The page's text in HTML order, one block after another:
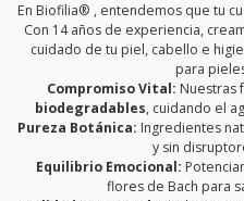
En Biofilia® , entendemos que tu
Con 14 años de experiencia,
cuidado de tu piel, cabello e
para
Compromiso Vital: Nuestras
biodegradables, cuidando el
Pureza Botánica: Ingredientes
y sin
Equilibrio Emocional:
flores de Bach para